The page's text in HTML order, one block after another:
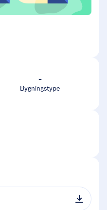
-
Bygningstype